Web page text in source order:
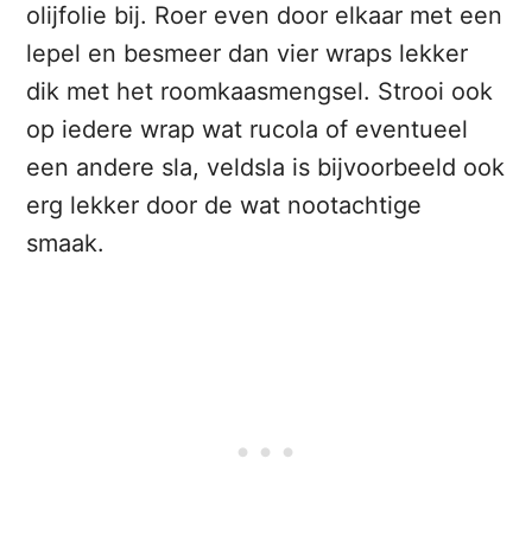
olijfolie bij. Roer even door elkaar met een
lepel en besmeer dan vier wraps lekker
dik met het roomkaasmengsel. Strooi ook
op iedere wrap wat rucola of eventueel
een andere sla, veldsla is bijvoorbeeld ook
erg lekker door de wat nootachtige
smaak.